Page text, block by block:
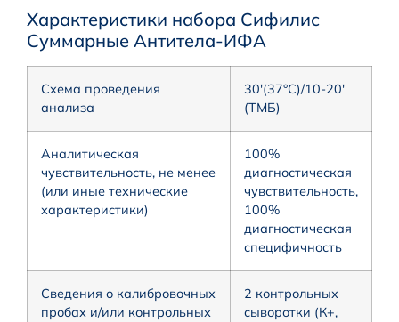
Характеристики набора Сифилис
Суммарные Антитела-ИФА
Схема проведения
анализа
30′(37°C)/10-20′
(ТМБ)
Аналитическая
чувствительность, не менее
(или иные технические
характеристики)
100%
диагностическая
чувствительность,
100%
диагностическая
специфичность
Сведения о калибровочных
пробах и/или контрольных
2 контрольных
сыворотки (К+,